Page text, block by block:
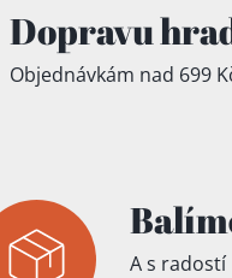
Dopravu
Objednávkám nad 699
A s radostí
do